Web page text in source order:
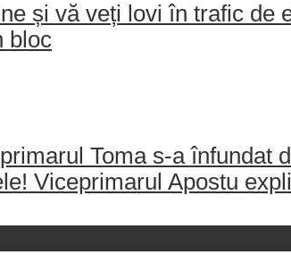
și vă veți lovi în trafic de
bloc
Toma s-a înfundat
Viceprimarul Apostu